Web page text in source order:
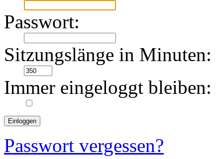
Passwort:
Sitzungslänge in Minuten:
Immer eingeloggt bleiben:
Passwort vergessen?